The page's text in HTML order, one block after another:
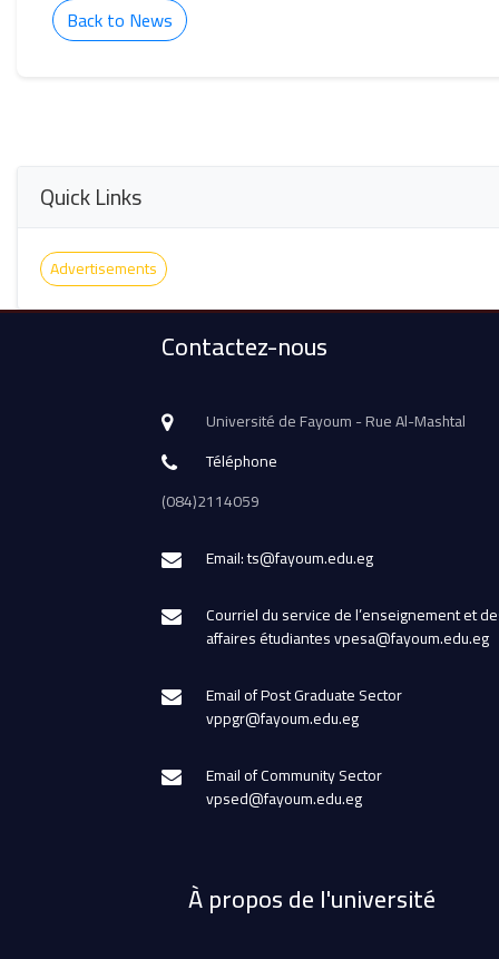
Back to News
Quick Links
Advertisements
Contactez-nous
Université de Fayoum - Rue Al-Mashtal
Téléphone
(084)2114059
Email: ts@fayoum.edu.eg
Courriel du service de l’enseignement et
affaires étudiantes vpesa@fayoum.edu.eg
Email of Post Graduate Sector
vppgr@fayoum.edu.eg
Email of Community Sector
vpsed@fayoum.edu.eg
À propos de l'université